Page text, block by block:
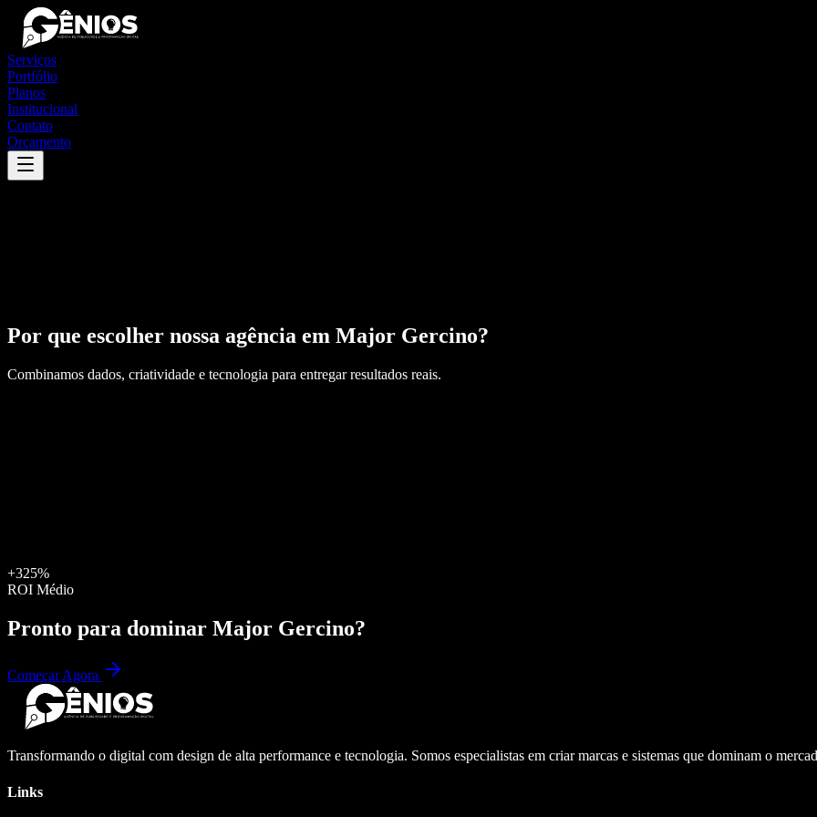
Serviços
Portfólio
Planos
Institucional
Contato
Orçamento
Por que escolher nossa agência em Major Gercino?
Combinamos dados, criatividade e tecnologia para entregar resultados reais.
+325%
ROI Médio
Pronto para dominar Major Gercino?
Começar Agora
Transformando o digital com design de alta performance e tecnologia. Somos especialistas em criar marcas e sistemas que dominam o
Links